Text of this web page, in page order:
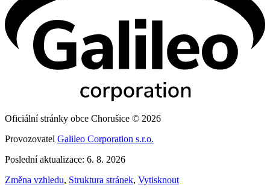
Oficiální stránky obce Chorušice © 2026
Provozovatel Galileo Corporation s.r.o.
Poslední aktualizace: 6. 8. 2026
Změna vzhledu, Struktura stránek, Vytisknout